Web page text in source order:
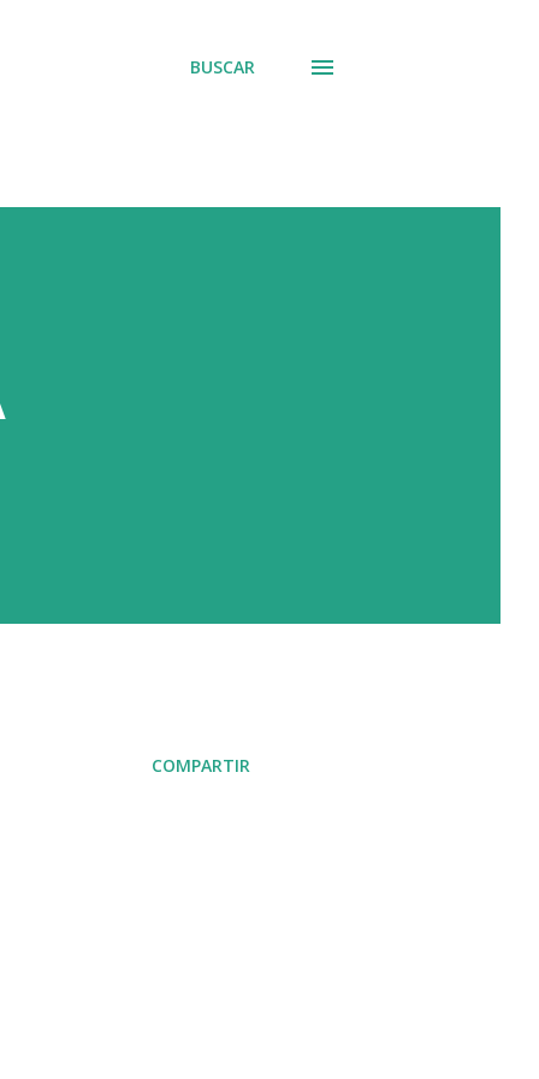
BUSCAR
COMPARTIR